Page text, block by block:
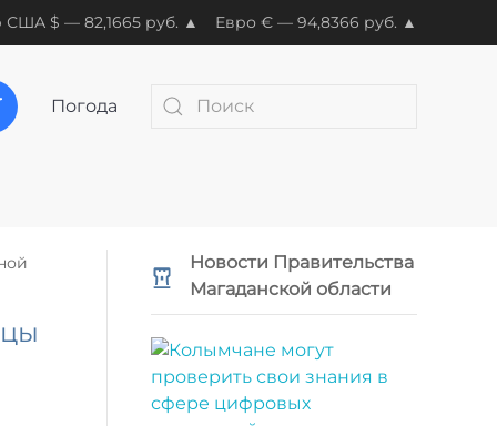
США $ — 82,1665 руб. ▲ Евро € — 94,8366 руб. ▲
Погода
Новости Правительства
Магаданской области